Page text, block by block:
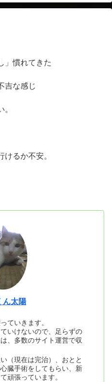
」慣れてきた
吉な感じ
るか不安。
ん太陽
ていきます。
いけないので、足らずの
、多数のサイト運営で収
（現在は完治）、おとと
臓手術をしてもらい、新
頑張っています。